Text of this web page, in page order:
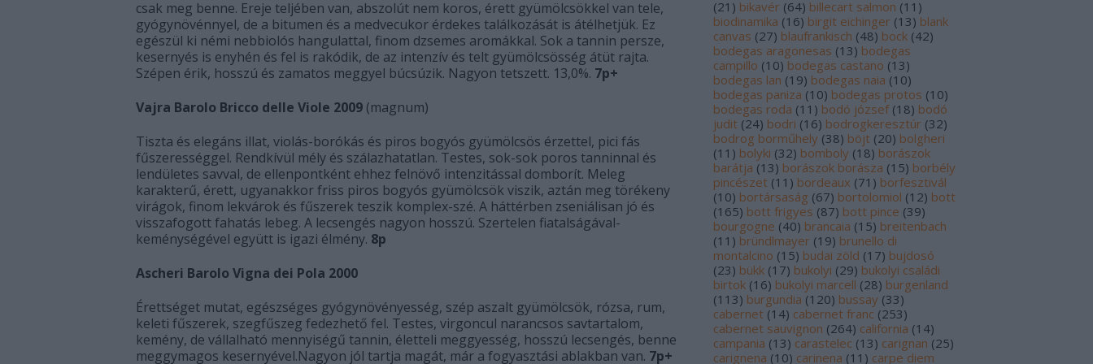
csak meg benne. Ereje teljében van, abszolút nem koros, érett gyümölcsökkel van tele,
gyógynövénnyel, de a bitumen és a medvecukor érdekes találkozását is átélhetjük. Ez
egészül ki némi nebbiolós hangulattal, finom dzsemes aromákkal. Sok a tannin persze,
kesernyés is enyhén és fel is rakódik, de az intenzív és telt gyümölcsösség átüt rajta.
Szépen érik, hosszú és zamatos meggyel búcsúzik. Nagyon tetszett. 13,0%. 7p+
Vajra Barolo Bricco delle Viole 2009 (magnum)
Tiszta és elegáns illat, violás-borókás és piros bogyós gyümölcsös érzettel, pici fás
fűszerességgel. Rendkívül mély és szálazhatatlan. Testes, sok-sok poros tanninnal és
lendületes savval, de ellenpontként ehhez felnövő intenzitással domborít. Meleg
karakterű, érett, ugyanakkor friss piros bogyós gyümölcsök viszik, aztán meg törékeny
virágok, finom lekvárok és fűszerek teszik komplex-szé. A háttérben zseniálisan jó és
visszafogott fahatás lebeg. A lecsengés nagyon hosszú. Szertelen fiatalságával-
keménységével együtt is igazi élmény. 8p
Ascheri Barolo Vigna dei Pola 2000
Érettséget mutat, egészséges gyógynövényesség, szép aszalt gyümölcsök, rózsa, rum,
keleti fűszerek, szegfűszeg fedezhető fel. Testes, virgoncul narancsos savtartalom,
kemény, de vállalható mennyiségű tannin, életteli meggyesség, hosszú lecsengés, benne
meggymagos kesernyével.Nagyon jól tartja magát, már a fogyasztási ablakban van. 7p+
(21 ) bikavér (64) billecart salmon (11 )
biodinamika (16) birgit eichinger (13) blank
canvas (27) blaufrankisch (48) bock (42)
bodegas aragonesas (13) bodegas
campillo (10) bodegas castano (13)
bodegas lan (19) bodegas naia (10)
bodegas paniza (10) bodegas protos (10)
bodegas roda (11 ) bodó józsef (18) bodó
judit (24) bodri (16) bodrogkeresztúr (32)
bodrog borműhely (38) böjt (20) bolgheri
(11 ) bolyki (32) bomboly (18) borászok
barátja (13) borászok borásza (15) borbély
pincészet (11 ) bordeaux (71 ) borfesztivál
(10) bortársaság (67) bortolomiol (12) bott
(165) bott frigyes (87) bott pince (39)
bourgogne (40) brancaia (15) breitenbach
(11 ) bründlmayer (19) brunello di
montalcino (15) budai zöld (17) bujdosó
(23) bükk (17) bukolyi (29) bukolyi családi
birtok (16) bukolyi marcell (28) burgenland
(113) burgundia (120) bussay (33)
cabernet (14) cabernet franc (253)
cabernet sauvignon (264) california (14)
campania (13) carastelec (13) carignan (25)
carignena (10) carinena (11 ) carpe diem